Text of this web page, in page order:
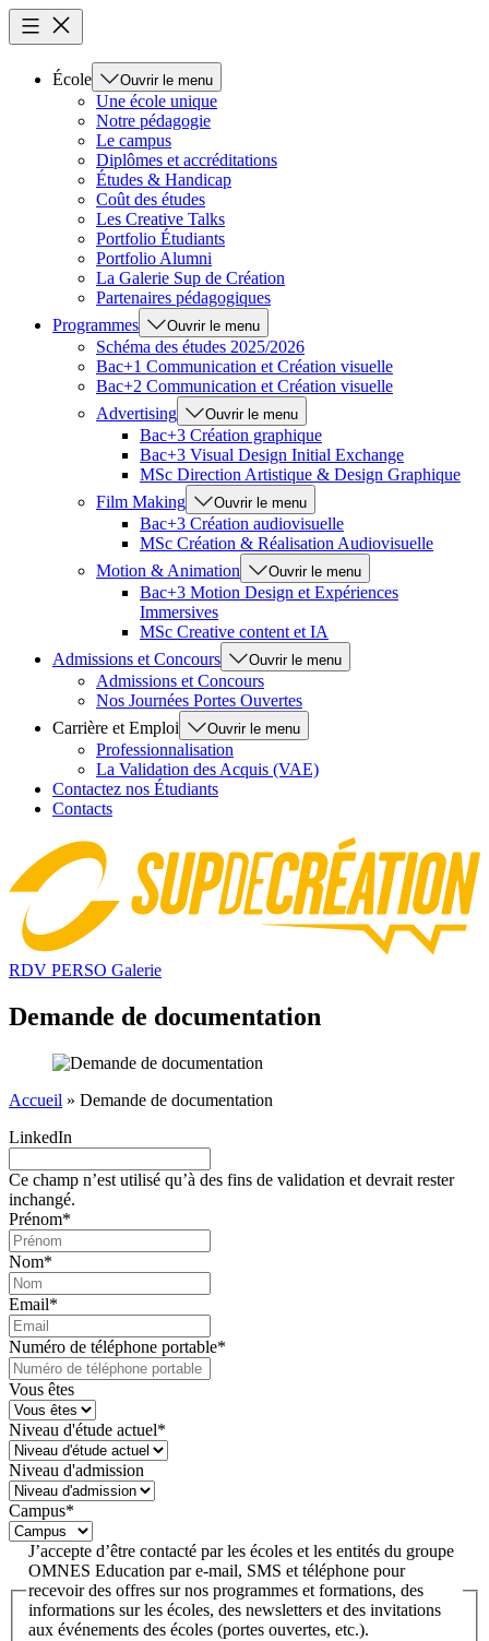
École Ouvrir le menu
Une école unique
Notre pédagogie
Le campus
Diplômes et accréditations
Études & Handicap
Coût des études
Les Creative Talks
Portfolio Étudiants
Portfolio Alumni
La Galerie Sup de Création
Partenaires pédagogiques
Programmes
Ouvrir le menu
Schéma des études 2025/2026
Bac+1 Communication et Création visuelle
Bac+2 Communication et Création visuelle
Advertising
Ouvrir le menu
Bac+3 Création graphique
Bac+3 Visual Design Initial Exchange
MSc Direction Artistique & Design Graphique
Film Making
Ouvrir le menu
Bac+3 Création audiovisuelle
MSc Création & Réalisation Audiovisuelle
Motion & Animation
Ouvrir le menu
Bac+3 Motion Design et Expériences
Immersives
MSc Creative content et IA
Admissions et Concours
Ouvrir le menu
Admissions et Concours
Nos Journées Portes Ouvertes
Carrière et Emploi
Ouvrir le menu
Professionnalisation
La Validation des Acquis (VAE)
Contactez nos Étudiants
Contacts
RDV PERSO Galerie
Demande de documentation
Accueil » Demande de documentation
LinkedIn
Ce champ n’est utilisé qu’à des fins de validation et devrait rester
inchangé.
Prénom*
Nom*
Email*
Numéro de téléphone portable*
Vous êtes
Niveau d'étude actuel*
Niveau d'admission
Campus*
J’accepte d’être contacté par les écoles et les entités du groupe
OMNES Education par e-mail, SMS et téléphone pour
recevoir des offres sur nos programmes et formations, des
informations sur les écoles, des newsletters et des invitations
aux événements des écoles (portes ouvertes, etc.).